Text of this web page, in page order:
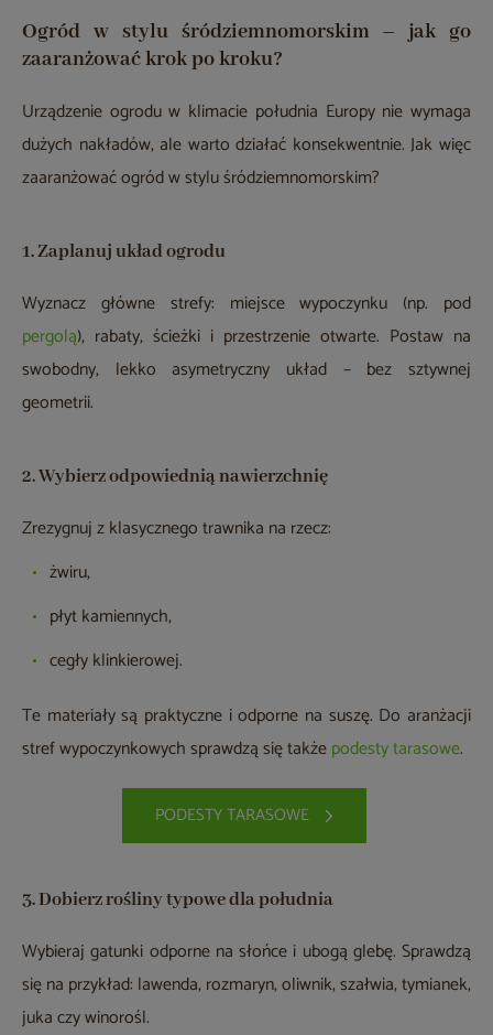
Ogród w stylu śródziemnomorskim – jak go
zaaranżować krok po kroku?
Urządzenie ogrodu w klimacie południa Europy nie wymaga
dużych nakładów, ale warto działać konsekwentnie. Jak więc
zaaranżować ogród w stylu śródziemnomorskim?
1. Zaplanuj układ ogrodu
Wyznacz główne strefy: miejsce wypoczynku (np. pod
pergolą), rabaty, ścieżki i przestrzenie otwarte. Postaw na
swobodny, lekko asymetryczny układ – bez sztywnej
geometrii.
2. Wybierz odpowiednią nawierzchnię
Zrezygnuj z klasycznego trawnika na rzecz:
żwiru,
płyt kamiennych,
cegły klinkierowej.
Te materiały są praktyczne i odporne na suszę. Do aranżacji
stref wypoczynkowych sprawdzą się takżepodesty tarasowe.
PODESTY TARASOWE
3. Dobierz rośliny typowe dla południa
Wybieraj gatunki odporne na słońce i ubogą glebę. Sprawdzą
się na przykład: lawenda, rozmaryn, oliwnik, szałwia, tymianek,
juka czy winorośl.